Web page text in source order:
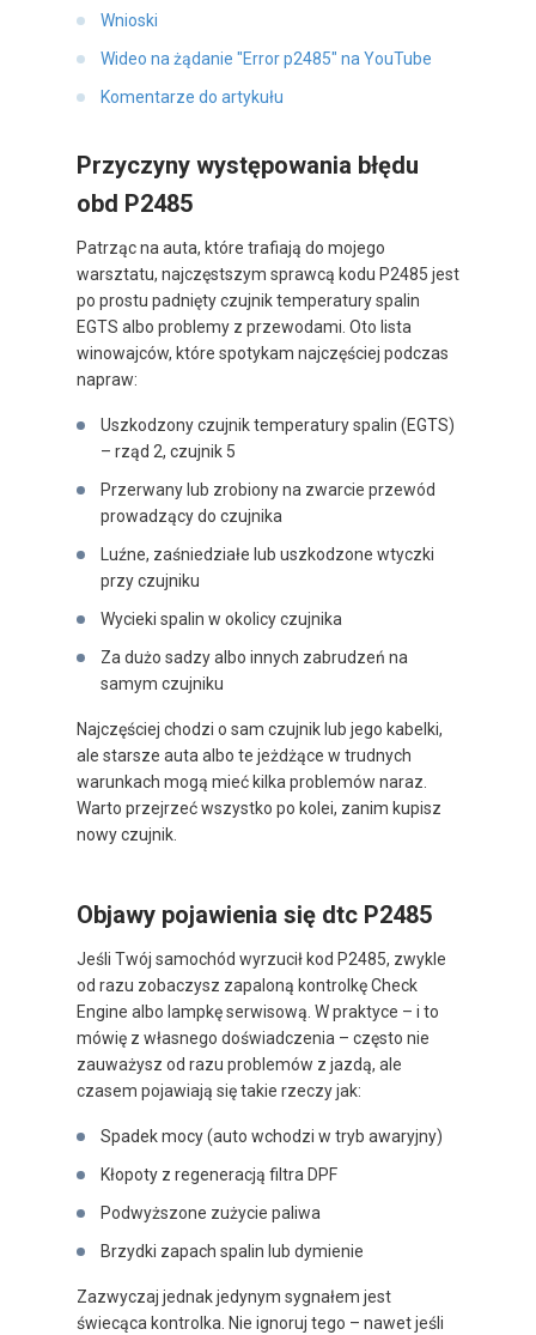
Wnioski
Wideo na żądanie "Error p2485" na YouTube
Komentarze do artykułu
Przyczyny występowania błędu
obd P2485
Patrząc na auta, które trafiają do mojego
warsztatu, najczęstszym sprawcą kodu P2485 jest
po prostu padnięty czujnik temperatury spalin
EGTS albo problemy z przewodami. Oto lista
winowajców, które spotykam najczęściej podczas
napraw:
Uszkodzony czujnik temperatury spalin (EGTS)
– rząd 2, czujnik 5
Przerwany lub zrobiony na zwarcie przewód
prowadzący do czujnika
Luźne, zaśniedziałe lub uszkodzone wtyczki
przy czujniku
Wycieki spalin w okolicy czujnika
Za dużo sadzy albo innych zabrudzeń na
samym czujniku
Najczęściej chodzi o sam czujnik lub jego kabelki,
ale starsze auta albo te jeżdżące w trudnych
warunkach mogą mieć kilka problemów naraz.
Warto przejrzeć wszystko po kolei, zanim kupisz
nowy czujnik.
Objawy pojawienia się dtc P2485
Jeśli Twój samochód wyrzucił kod P2485, zwykle
od razu zobaczysz zapaloną kontrolkę Check
Engine albo lampkę serwisową. W praktyce – i to
mówię z własnego doświadczenia – często nie
zauważysz od razu problemów z jazdą, ale
czasem pojawiają się takie rzeczy jak:
Spadek mocy (auto wchodzi w tryb awaryjny)
Kłopoty z regeneracją filtra DPF
Podwyższone zużycie paliwa
Brzydki zapach spalin lub dymienie
Zazwyczaj jednak jedynym sygnałem jest
świecąca kontrolka. Nie ignoruj tego – nawet jeśli